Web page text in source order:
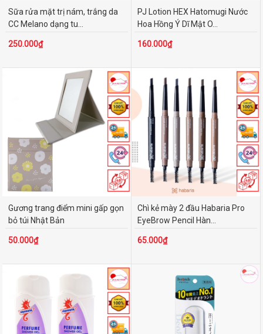
Sữa rửa mặt trị nám, trắng da
CC Melano dạng tu...
250.000₫
PJ Lotion HEX Hatomugi Nước
Hoa Hồng Ý Dĩ Mật O...
160.000₫
Gương trang điểm mini gấp gọn
bỏ túi Nhật Bản
50.000₫
Chì kẻ mày 2 đầu Habaria Pro
EyeBrow Pencil Hàn...
65.000₫